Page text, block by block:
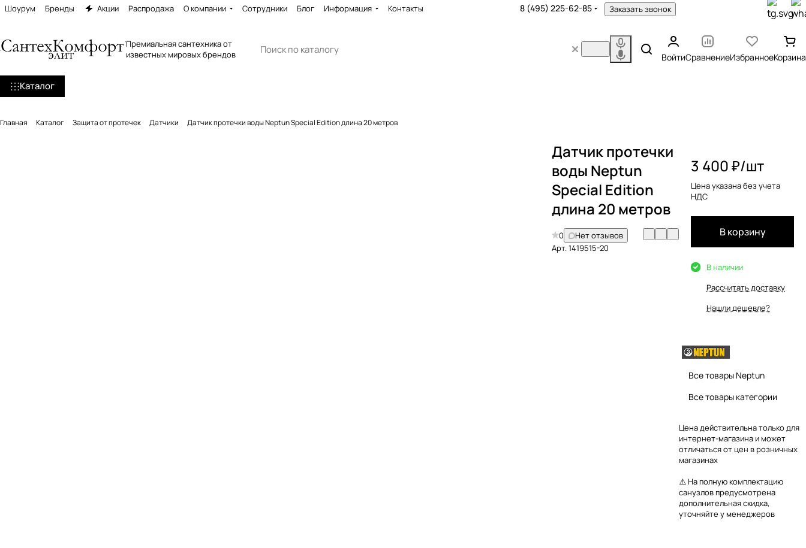
Шоурум Бренды Акции Распродажа О компании Сотрудники Блог Информация Контакты 8 (495) 225-62-85 Заказать звонок
Премиальная сантехника от
известных мировых брендов
ВойтиСравнениеИзбранноеКорзина
Каталог
Главная Каталог Защита от протечек Датчики Датчик протечки воды Neptun Special Edition длина 20 метров
Датчик протечки
воды Neptun
Special Edition
длина 20 метров
0
Нет отзывов
Арт.1419515-20
3 400 ₽/шт
Цена указана без учета
НДС
В корзину
В наличии
Рассчитать доставку
Нашли дешевле?
Все товары Neptun
Все товары категории
Цена действительна только для
интернет-магазина и может
отличаться от цен в розничных
магазинах
⚠️ На полную комплектацию
санузлов предусмотрена
дополнительная скидка,
уточняйте у менеджеров